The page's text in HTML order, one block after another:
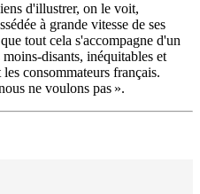
d'illustrer, on le voit,
à grande vitesse de ses
tout cela s'accompagne d'un
disants, inéquitables et
consommateurs français.
ne voulons pas ».